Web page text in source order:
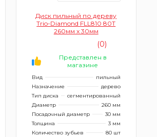
Диск пильный по дереву
Trio-Diamond FLL810 80Т
260мм x 30мм
(0)
Представлен в
магазине
Вид
пильный
Назначение
дерево
Тип диска
сегментированный
Диаметр
260 мм
Посадочный диаметр
30 мм
Толщина
3 мм
Количество зубьев
80 шт